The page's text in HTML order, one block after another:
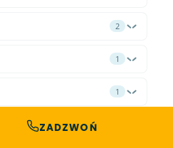
2
1
1
ZADZWOŃ